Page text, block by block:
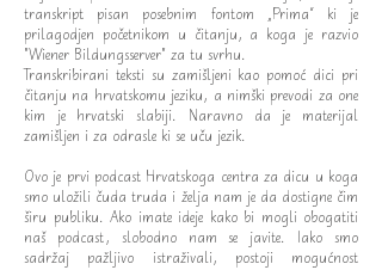
transkript pisan posebnim fontom „Prima“ ki je
prilagodjen početnikom u čitanju, a koga je razvio
"Wiener Bildungsserver" za tu svrhu.
Transkribirani teksti su zamišljeni kao pomoć dici pri
čitanju na hrvatskomu jeziku, a nimški prevodi za one
kim je hrvatski slabiji. Naravno da je materijal
zamišljen i za odrasle ki se uču jezik.
Ovo je prvi podcast Hrvatskoga centra za dicu u koga
smo uložili čuda truda i želja nam je da dostigne čim
širu publiku. Ako imate ideje kako bi mogli obogatiti
naš podcast, slobodno nam se javite. Iako smo
sadržaj pažljivo istraživali, postoji mogućnost